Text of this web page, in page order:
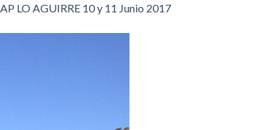
LO AGUIRRE 10 y 11 Junio 2017